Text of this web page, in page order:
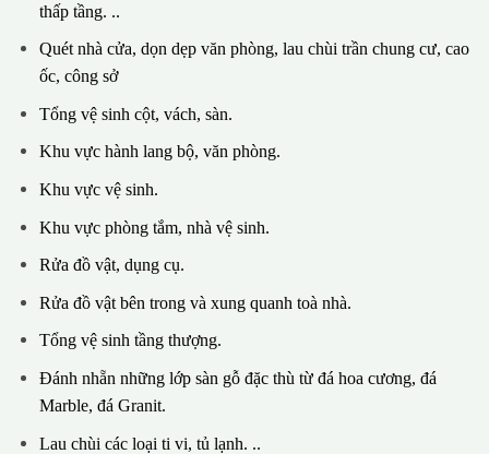
thấp tầng. ..
Quét nhà cửa, dọn dẹp văn phòng, lau chùi trần chung cư, cao
ốc, công sở
Tổng vệ sinh cột, vách, sàn.
Khu vực hành lang bộ, văn phòng.
Khu vực vệ sinh.
Khu vực phòng tắm, nhà vệ sinh.
Rửa đồ vật, dụng cụ.
Rửa đồ vật bên trong và xung quanh toà nhà.
Tổng vệ sinh tầng thượng.
Đánh nhẵn những lớp sàn gỗ đặc thù từ đá hoa cương, đá
Marble, đá Granit.
Lau chùi các loại ti vi, tủ lạnh. ..